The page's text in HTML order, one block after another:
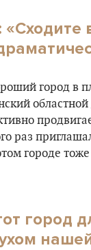
город в
раз
городе
город